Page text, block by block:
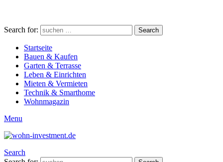
Search for: Search
Startseite
Bauen & Kaufen
Garten & Terrasse
Leben & Einrichten
Mieten & Vermieten
Technik & Smarthome
Wohnmagazin
Menu
Search